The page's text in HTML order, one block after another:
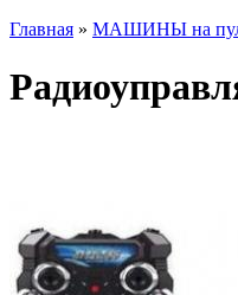
Главная » МАШИНЫ на